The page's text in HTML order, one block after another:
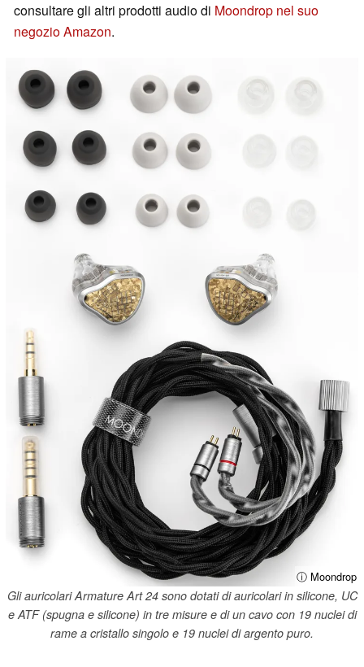
consultare gli altri prodotti audio di Moondrop nel suo
negozio Amazon.
ⓘ Moondrop
Gli auricolari Armature Art 24 sono dotati di auricolari in silicone, UC
e ATF (spugna e silicone) in tre misure e di un cavo con 19 nuclei di
rame a cristallo singolo e 19 nuclei di argento puro.